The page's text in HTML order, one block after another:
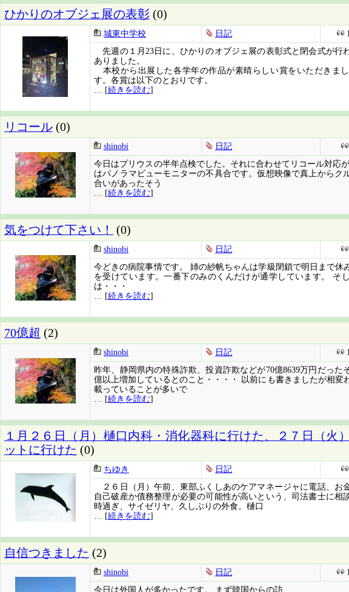
ひかりのオブジェ展の表彰 (0)
城東中学校 日記
先週の１月23日に、ひかりのオブジェ展の表彰式と閉会式が行
ありました。
本校から出展した各学年の作品が素晴らしい賞をいただきま
す。各賞は以下のとおりです。
… [続きを読む]
リコール (0)
shinobi 日記
今日はプリウスの半年点検でした。それに合わせてリコール対応
はパノラマビューモニターの不具合です。仮想映像で真上からク
合いがあったそう
… [続きを読む]
気をつけて下さい！ (0)
shinobi 日記
今どきの病院事情です。 姉の紗帆ちゃんは学級閉鎖で明日まで休
を受けています。一番下のみのくんだけが通学しています。 そ
は・・・
… [続きを読む]
70億超 (2)
shinobi 日記
昨年、静岡県内の特殊詐欺、投資詐欺などが70億8639万円だった
億以上増加しているとのこと・・・・ 以前にも書きましたが相変
載っていることが多いで
… [続きを読む]
１月２６日（月）樋口内科・消化器科に行けた、２７日（火
ットに行けた (0)
ちゆき 日記
２６日（月）午前、東部ふくしあのケアマネージャに電話、お
自己破産か債務整理が必要の可能性が高いという、司法書士に相
時過ぎ、サイゼリヤ、久しぶりの外食。樋口
… [続きを読む]
自信つきました (2)
shinobi 日記
今日は外国人が多かったです。
まず韓国からの訪